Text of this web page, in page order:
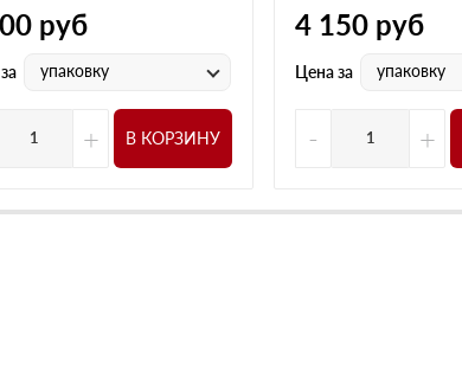
руб
упаковку
+ В КОРЗИНУ
4 150 руб
Цена за упаковку
- +